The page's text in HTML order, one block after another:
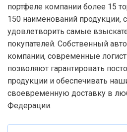
портфеле компании более 15
150 наименований продукции,
удовлетворить самые
покупателей. Собственный
компании, современные
позволяют гарантировать
продукции и обеспечивать
своевременную доставку в
Федерации.